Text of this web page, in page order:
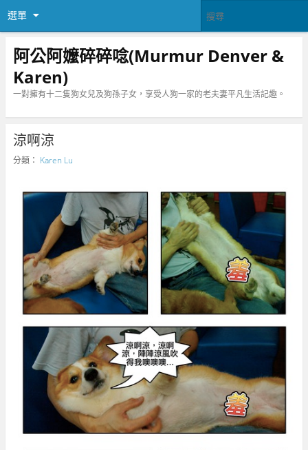
選單
阿公阿嬤碎碎唸(Murmur Denver &
Karen)
一對擁有十二隻狗女兒及狗孫子女，享受人狗一家的老夫妻平凡生活記趣。
涼啊涼
分類： Karen Lu